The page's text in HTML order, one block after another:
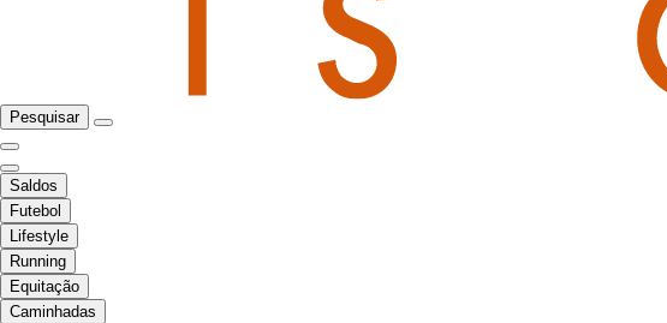
Pesquisar
Saldos
Futebol
Lifestyle
Running
Equitação
Caminhadas